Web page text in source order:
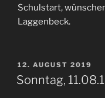
Schulstart,
Laggenbeck.
VERÖFFENTLICHT
AM
12. AUGUST 2019
Sonntag,